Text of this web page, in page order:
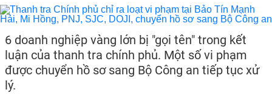
6 doanh nghiệp vàng lớn bị "gọi tên" trong kết
luận của thanh tra chính phủ. Một số vi phạm
được chuyển hồ sơ sang Bộ Công an tiếp tục xử
lý.